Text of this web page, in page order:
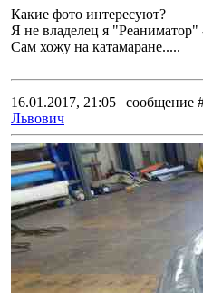
Какие фото интересуют?
Я не владелец я
Сам хожу на катамаране.....
16.01.2017, 21:05 | сообщение
Львович